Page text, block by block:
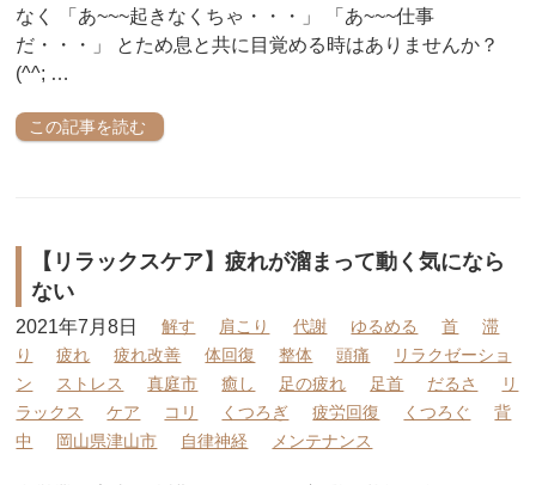
なく 「あ~~~起きなくちゃ・・・」 「あ~~~仕事
だ・・・」 とため息と共に目覚める時はありませんか？
(^^; …
この記事を読む
【リラックスケア】疲れが溜まって動く気になら
ない
2021年7月8日 解す 肩こり 代謝 ゆるめる 首
滞
り
疲れ 疲れ改善 体回復 整体 頭痛
リラクゼーショ
ン
ストレス 真庭市 癒し 足の疲れ 足首 だるさ
リ
ラックス
ケア コリ くつろぎ 疲労回復 くつろぐ
背
中
岡山県津山市 自律神経 メンテナンス